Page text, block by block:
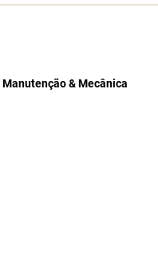
Manutenção & Mecânica